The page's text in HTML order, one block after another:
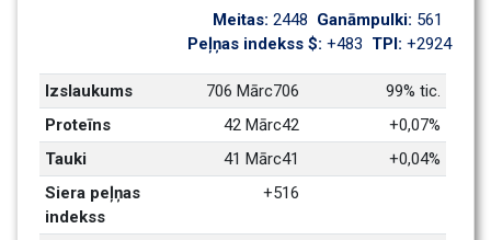
Meitas: 2448 Ganāmpulki: 561
Peļņas indekss $: +483 TPI: +2924
Izslaukums 706 Mārc706
99% tic.
Proteīns
42 Mārc42
+0,07%
Tauki
41 Mārc41
+0,04%
Siera peļņas
indekss
+516